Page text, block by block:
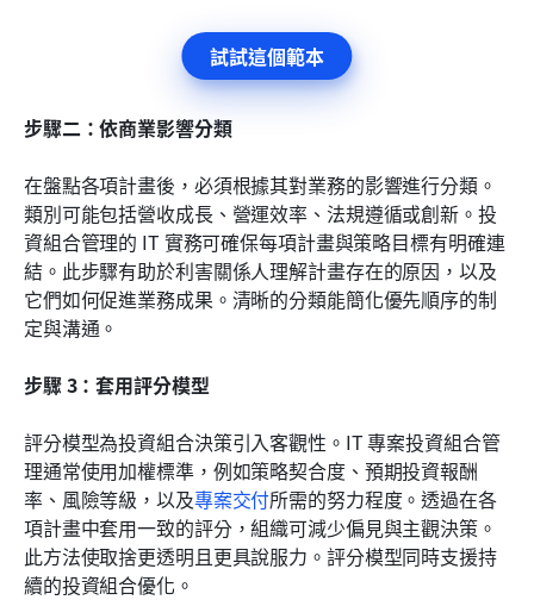
試試這個範本
步驟二：依商業影響分類
在盤點各項計畫後，必須根據其對業務的影響進行分類。
類別可能包括營收成長、營運效率、法規遵循或創新。投
資組合管理的 IT 實務可確保每項計畫與策略目標有明確連
結。此步驟有助於利害關係人理解計畫存在的原因，以及
它們如何促進業務成果。清晰的分類能簡化優先順序的制
定與溝通。
步驟 3：套用評分模型
評分模型為投資組合決策引入客觀性。IT 專案投資組合管
理通常使用加權標準，例如策略契合度、預期投資報酬
率、風險等級，以及專案交付所需的努力程度。透過在各
項計畫中套用一致的評分，組織可減少偏見與主觀決策。
此方法使取捨更透明且更具說服力。評分模型同時支援持
續的投資組合優化。